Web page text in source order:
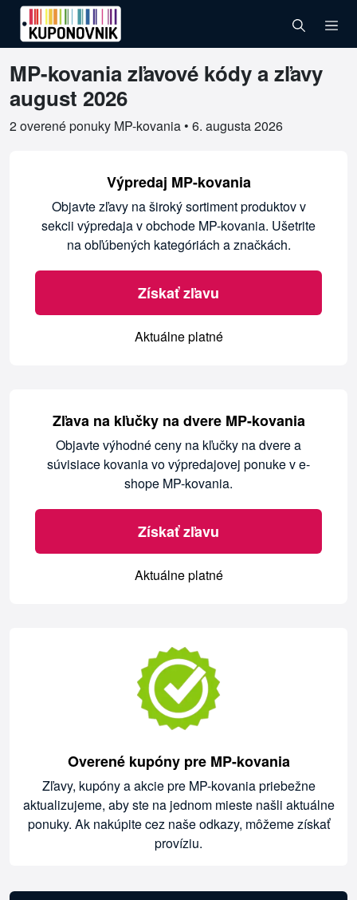
MP-kovania zľavové kódy a zľavy
august 2026
2 overené ponuky MP-kovania • 6. augusta 2026
Overené kupóny pre MP-kovania
Výpredaj MP-kovania
Objavte zľavy na široký sortiment produktov v
sekcii výpredaja v obchode MP-kovania. Ušetrite
na obľúbených kategóriách a značkách.
Získať zľavu
Aktuálne platné
Zľava na kľučky na dvere MP-kovania
Objavte výhodné ceny na kľučky na dvere a
súvisiace kovania vo výpredajovej ponuke v e-
shope MP-kovania.
Získať zľavu
Aktuálne platné
Overené kupóny pre MP-kovania
Zľavy, kupóny a akcie pre MP-kovania priebežne
aktualizujeme, aby ste na jednom mieste našli aktuálne
ponuky. Ak nakúpite cez naše odkazy, môžeme získať
províziu.